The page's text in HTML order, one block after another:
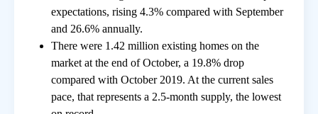
電子報
相關連結
expectations, rising 4.3% compared with September
and 26.6% annually.
There were 1.42 million existing homes on the
market at the end of October, a 19.8% drop
compared with October 2019. At the current sales
pace, that represents a 2.5-month supply, the lowest